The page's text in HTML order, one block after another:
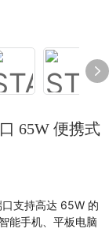
65W 便携式
支持高达 65W 的
能手机、平板电脑